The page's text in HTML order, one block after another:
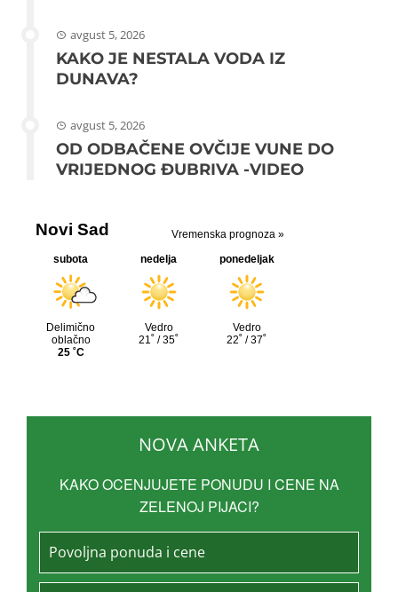
avgust 5, 2026
KAKO JE NESTALA VODA IZ
DUNAVA?
avgust 5, 2026
OD ODBAČENE OVČIJE VUNE DO
VRIJEDNOG ĐUBRIVA -VIDEO
NOVA ANKETA
KAKO OCENJUJETE PONUDU I CENE NA
ZELENOJ PIJACI?
Povoljna ponuda i cene